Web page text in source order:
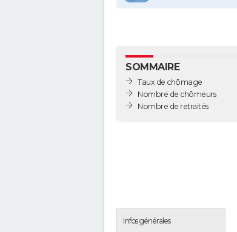
SOMMAIRE
Taux de chômage
Nombre de chômeurs
Nombre de retraités
Infos générales